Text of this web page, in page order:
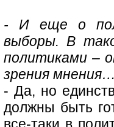
- И еще о
выборы. В
политиками –
зрения мнения…
- Да, но
должны быть